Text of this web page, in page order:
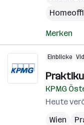
Merken
Einblicke
KPMG
Heute
Wien